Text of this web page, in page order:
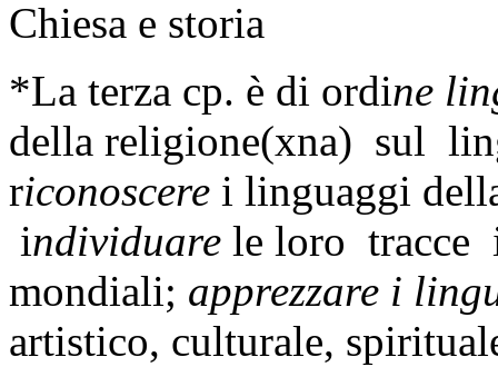
Chiesa e storia
*La terza cp. è di ordine
della religione(xna) sul
riconoscere i linguaggi
individuare le loro tracce
mondiali; apprezzare i
artistico, culturale,